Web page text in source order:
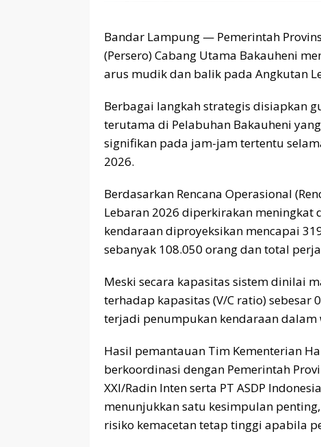
Bandar Lampung — Pemerintah
(Persero) Cabang Utama Bakauheni
arus mudik dan balik pada Angkutan
Berbagai langkah strategis disiapkan
terutama di Pelabuhan Bakauheni
signifikan pada jam-jam tertentu
2026.
Berdasarkan Rencana Operasional
Lebaran 2026 diperkirakan
kendaraan diproyeksikan mencapai
sebanyak 108.050 orang dan total
Meski secara kapasitas sistem dinilai
terhadap kapasitas (V/C ratio) sebesar
terjadi penumpukan kendaraan dalam
Hasil pemantauan Tim Kementerian
berkoordinasi dengan Pemerintah
XXI/Radin Inten serta PT ASDP
menunjukkan satu kesimpulan
risiko kemacetan tetap tinggi apabila